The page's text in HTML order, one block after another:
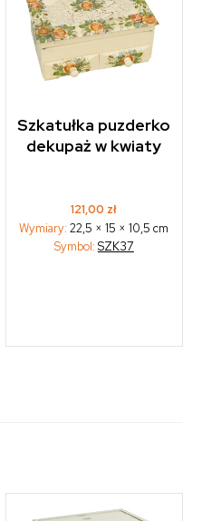
Szkatułka puzderko
dekupaż w kwiaty
121,00 zł
Wymiary:22,5 × 15 × 10,5 cm
Symbol: SZK37